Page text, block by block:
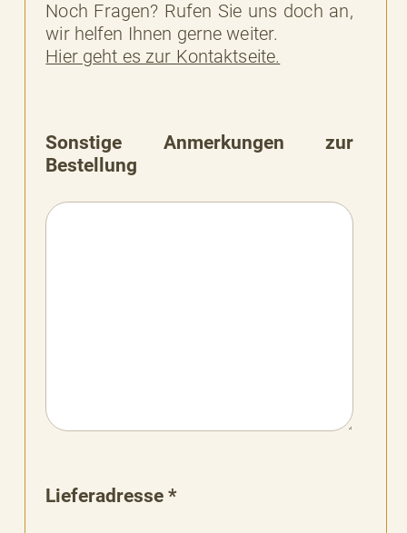
Noch Fragen? Rufen Sie uns doch an,
wir helfen Ihnen gerne weiter.
Hier geht es zur Kontaktseite.
Sonstige Anmerkungen zur
Bestellung
Lieferadresse *